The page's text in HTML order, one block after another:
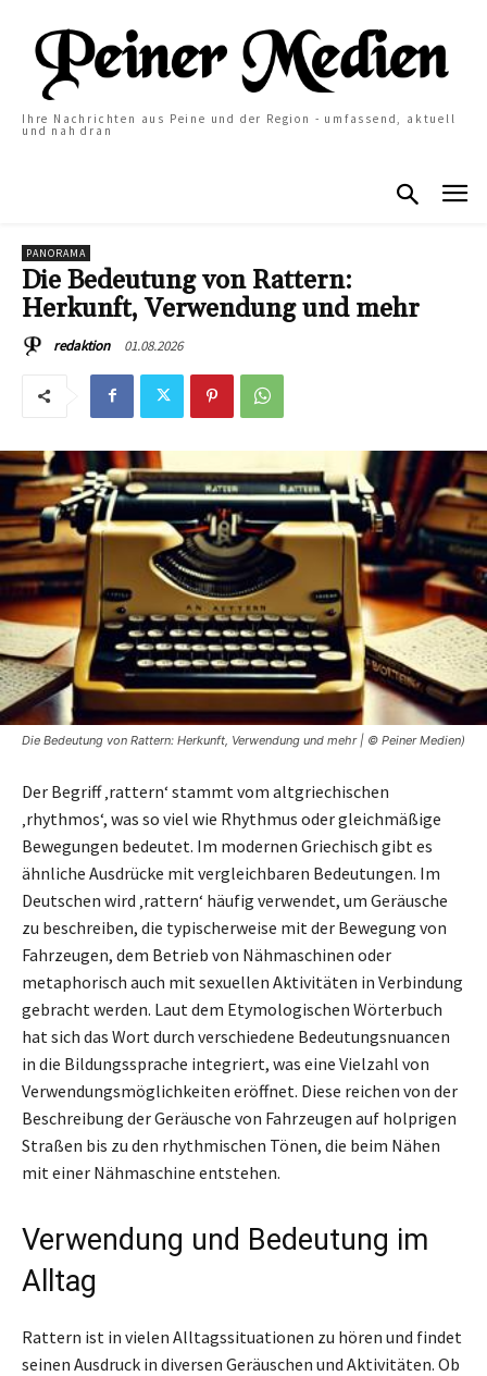
Ihre Nachrichten aus Peine und der Region - umfassend, aktuell
und nah dran
PANORAMA
Die Bedeutung von Rattern:
Herkunft, Verwendung und mehr
redaktion 01.08.2026
Die Bedeutung von Rattern: Herkunft, Verwendung und mehr | © Peiner Medien)
Der Begriff ‚rattern‘ stammt vom altgriechischen
‚rhythmos‘, was so viel wie Rhythmus oder gleichmäßige
Bewegungen bedeutet. Im modernen Griechisch gibt es
ähnliche Ausdrücke mit vergleichbaren Bedeutungen. Im
Deutschen wird ‚rattern‘ häufig verwendet, um Geräusche
zu beschreiben, die typischerweise mit der Bewegung von
Fahrzeugen, dem Betrieb von Nähmaschinen oder
metaphorisch auch mit sexuellen Aktivitäten in Verbindung
gebracht werden. Laut dem Etymologischen Wörterbuch
hat sich das Wort durch verschiedene Bedeutungsnuancen
in die Bildungssprache integriert, was eine Vielzahl von
Verwendungsmöglichkeiten eröffnet. Diese reichen von der
Beschreibung der Geräusche von Fahrzeugen auf holprigen
Straßen bis zu den rhythmischen Tönen, die beim Nähen
mit einer Nähmaschine entstehen.
Verwendung und Bedeutung im
Alltag
Rattern ist in vielen Alltagssituationen zu hören und findet
seinen Ausdruck in diversen Geräuschen und Aktivitäten. Ob